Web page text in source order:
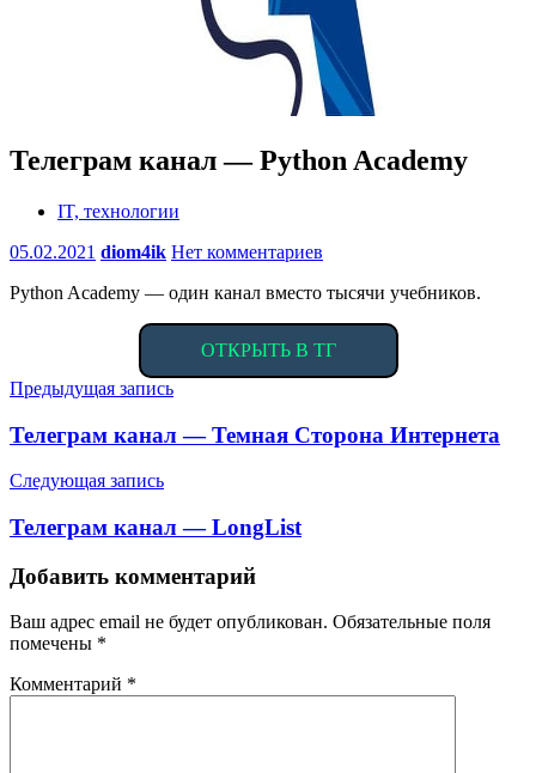
Телеграм канал — Python Academy
IT, технологии
05.02.2021 diom4ik Нет комментариев
Python Academy — один канал вместо тысячи учебников.
ОТКРЫТЬ В ТГ
Навигация
по
записям
Предыдущая запись
Телеграм канал — Темная Сторона Интернета
Следующая запись
Телеграм канал — LongList
Добавить комментарий
Ваш адрес email не будет опубликован. Обязательные поля
помечены *
Комментарий *